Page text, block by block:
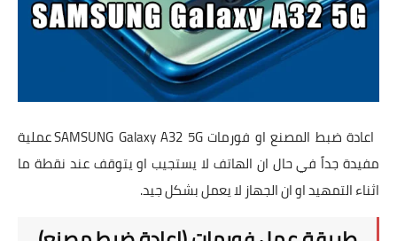
اعادة ضبط المصنع او فورماتSAMSUNG Galaxy A32 5Gعملية
مفيدة جداً في حال ان الهاتف لا يستجيب او يتوقف عند نقطة ما
اثناء التمهيد او ان الجهاز لا يعمل بشكل جيد.